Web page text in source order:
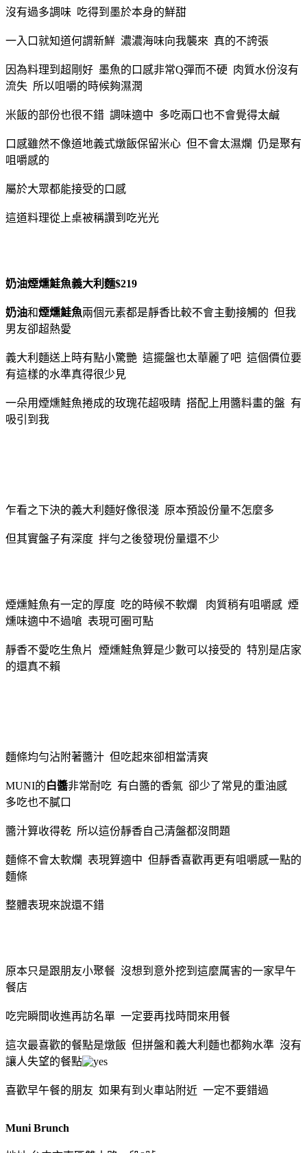
沒有過多調味 吃得到墨於本身的鮮甜
一入口就知道何謂新鮮 濃濃海味向我襲來 真的不誇張
因為料理到超剛好 墨魚的口感非常Q彈而不硬 肉質水份沒有
流失 所以咀嚼的時候夠濕潤
米飯的部份也很不錯 調味適中 多吃兩口也不會覺得太鹹
口感雖然不像道地義式燉飯保留米心 但不會太濕爛 仍是聚有
咀嚼感的
屬於大眾都能接受的口感
這道料理從上桌被稱讚到吃光光
奶油煙燻鮭魚義大利麵$219
奶油和煙燻鮭魚兩個元素都是靜香比較不會主動接觸的 但我
男友卻超熱愛
義大利麵送上時有點小驚艷 這擺盤也太華麗了吧 這個價位要
有這樣的水準真得很少見
一朵用煙燻鮭魚捲成的玫瑰花超吸睛 搭配上用醬料畫的盤 有
吸引到我
乍看之下決的義大利麵好像很淺 原本預設份量不怎麼多
但其實盤子有深度 拌勻之後發現份量還不少
煙燻鮭魚有一定的厚度 吃的時候不軟爛 肉質稍有咀嚼感 煙
燻味適中不過嗆 表現可圈可點
靜香不愛吃生魚片 煙燻鮭魚算是少數可以接受的 特別是店家
的還真不賴
麵條均勻沾附著醬汁 但吃起來卻相當清爽
MUNI的白醬非常耐吃 有白醬的香氣 卻少了常見的重油感
多吃也不膩口
醬汁算收得乾 所以這份靜香自己清盤都沒問題
麵條不會太軟爛 表現算適中 但靜香喜歡再更有咀嚼感一點的
麵條
整體表現來說還不錯
原本只是跟朋友小聚餐 沒想到意外挖到這麼厲害的一家早午
餐店
吃完瞬間收進再訪名單 一定要再找時間來用餐
這次最喜歡的餐點是燉飯 但拼盤和義大利麵也都夠水準 沒有
讓人失望的餐點
喜歡早午餐的朋友 如果有到火車站附近 一定不要錯過
Muni Brunch